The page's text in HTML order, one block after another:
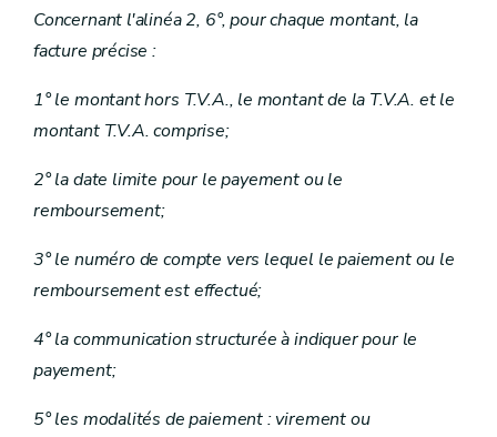
Concernant l'alinéa 2, 6°, pour chaque montant, la
facture précise :
1° le montant hors T.V.A., le montant de la T.V.A. et le
montant T.V.A. comprise;
2° la date limite pour le payement ou le
remboursement;
3° le numéro de compte vers lequel le paiement ou le
remboursement est effectué;
4° la communication structurée à indiquer pour le
payement;
5° les modalités de paiement : virement ou